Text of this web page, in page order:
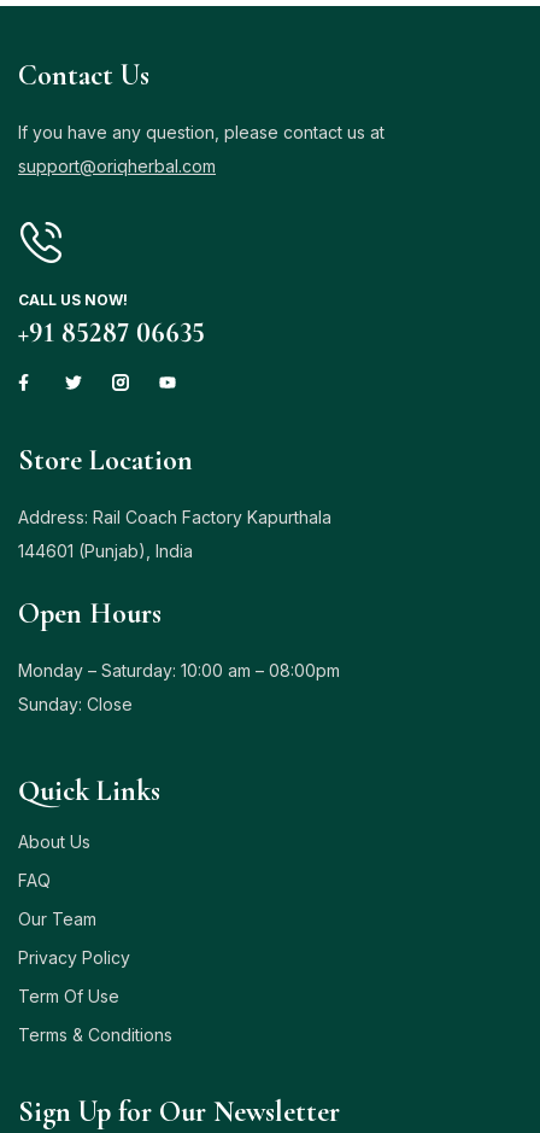
Contact Us
If you have any question, please contact us at
support@oriqherbal.com
CALL US NOW!
+91 85287 06635
Store Location
Address: Rail Coach Factory Kapurthala
144601 (Punjab), India
Open Hours
Monday – Saturday: 10:00 am – 08:00pm
Sunday: Close
Quick Links
About Us
FAQ
Our Team
Privacy Policy
Term Of Use
Terms & Conditions
Sign Up for Our Newsletter